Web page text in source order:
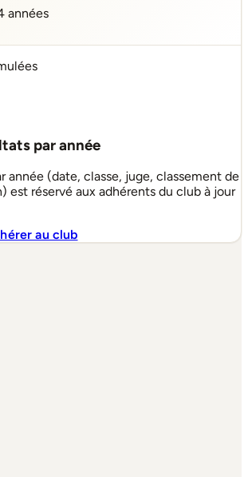
années
par année
année (date, classe, juge, classement de
est réservé aux adhérents du club à jour
au club